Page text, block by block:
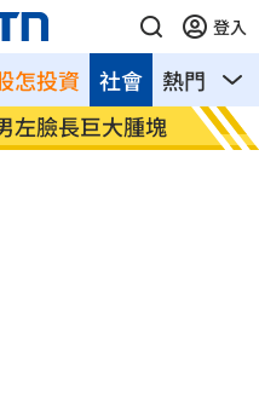
登入
怎投資 熱門 影
社會
臉長巨大腫塊
孫芸
白